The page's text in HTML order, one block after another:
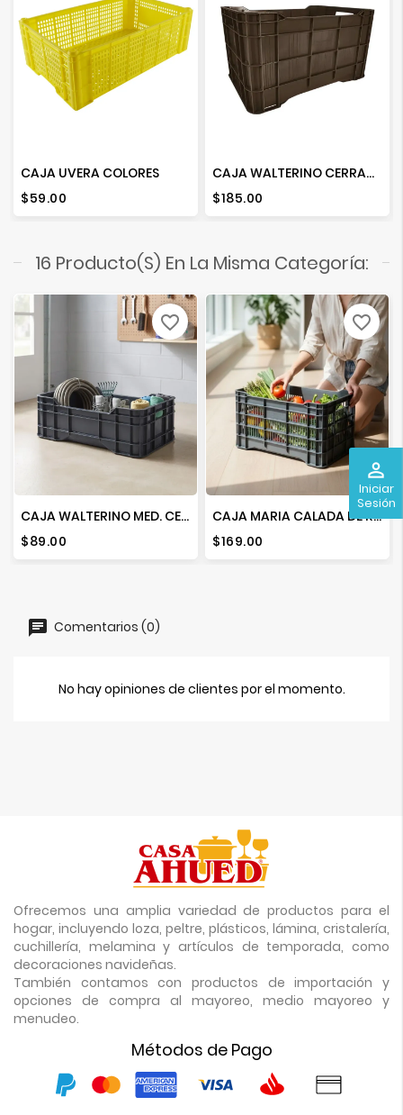
perm_identity
Iniciar
Sesión
CAJA UVERA COLORES
Precio
$59.00
CAJA WALTERINO CERRADA REP.
Precio
$185.00
16 Producto(s) En La Misma Categoría:
CAJA WALTERINO MED. CERRADA REP.
Precio
$89.00
favorite_border
CAJA MARIA CALADA DE REPRO COLOR
Precio
$169.00
favorite_border
Comentarios (0)
No hay opiniones de clientes por el momento.
Ofrecemos una amplia variedad de productos para el
hogar, incluyendo loza, peltre, plásticos, lámina, cristalería,
cuchillería, melamina y artículos de temporada, como
decoraciones navideñas.
También contamos con productos de importación y
opciones de compra al mayoreo, medio mayoreo y
menudeo.
Métodos de Pago